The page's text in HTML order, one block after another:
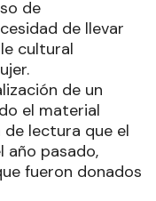
de
de llevar
cultural
de un
el material
lectura que el
año pasado,
fueron donados